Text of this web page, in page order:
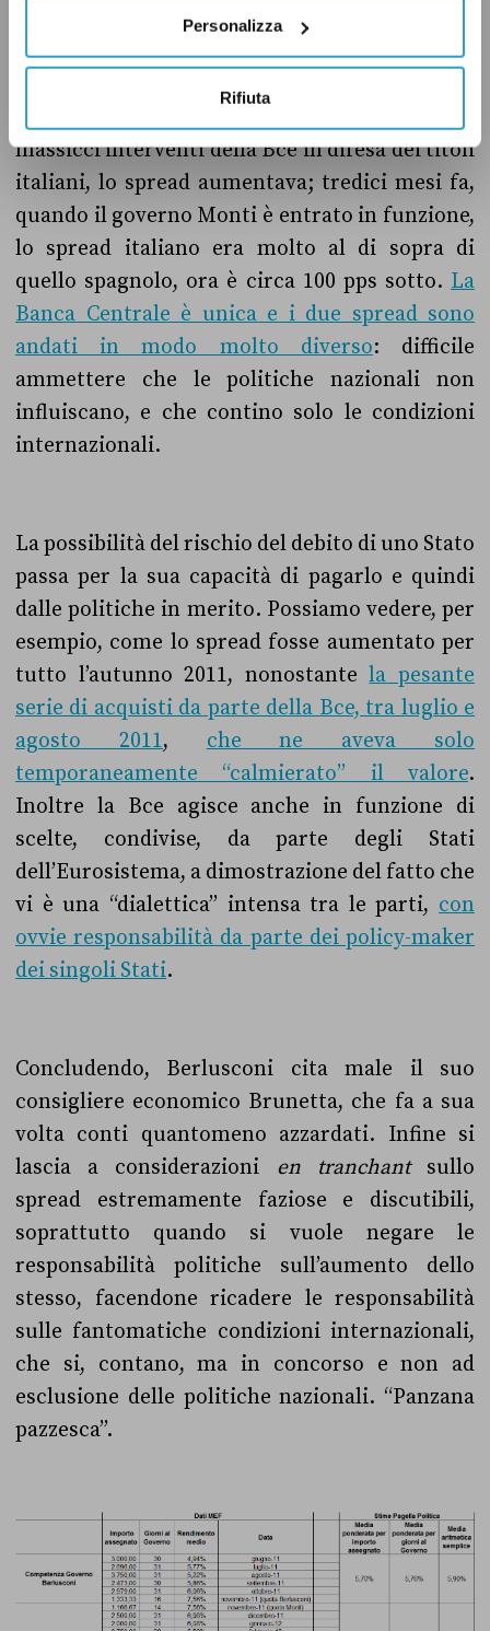
Personalizza
Rifiuta
riscontro di quanto detto, osserviamo la
comparazione tra spread di Italia e Spagna,
(entrambe nel SEBC ma con politiche nazionali
massicci interventi della Bce in difesa dei titoli
italiani, lo spread aumentava; tredici mesi fa,
quando il governo Monti è entrato in funzione,
lo spread italiano era molto al di sopra di
quello spagnolo, ora è circa 100 pps sotto. La
Banca Centrale è unica e i due spread sono
andati in modo molto diverso: difficile
ammettere che le politiche nazionali non
influiscano, e che contino solo le condizioni
internazionali.
La possibilità del rischio del debito di uno Stato
passa per la sua capacità di pagarlo e quindi
dalle politiche in merito. Possiamo vedere, per
esempio, come lo spread fosse aumentato per
tutto l’autunno 2011, nonostantela pesante
serie di acquisti da parte della Bce, tra luglio e
agosto 2011, che ne aveva solo
temporaneamente “calmierato” il valore.
Inoltre la Bce agisce anche in funzione di
scelte, condivise, da parte degli Stati
dell’Eurosistema, a dimostrazione del fatto che
vi è una “dialettica” intensa tra le parti, con
ovvie responsabilità da parte dei policy-maker
dei singoli Stati.
Concludendo, Berlusconi cita male il suo
consigliere economico Brunetta, che fa a sua
volta conti quantomeno azzardati. Infine si
lascia a considerazioni en tranchantsullo
spread estremamente faziose e discutibili,
soprattutto quando si vuole negare le
responsabilità politiche sull’aumento dello
stesso, facendone ricadere le responsabilità
sulle fantomatiche condizioni internazionali,
che si, contano, ma in concorso e non ad
esclusione delle politiche nazionali. “Panzana
pazzesca”.